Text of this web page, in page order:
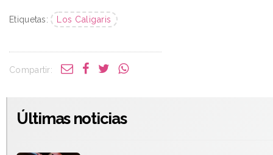
Etiquetas: Los Caligaris
Compartir:
Últimas noticias